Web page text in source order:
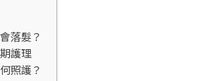
落髮？
護理
照護？